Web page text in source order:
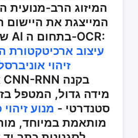
המיזוג הרב-מנועית
המייצגת את היישום
של טכנולוגיית AI בתחום ה-OCR:
עיצוב ארכיטקטורת
זיהוי
מידה גדול, המטפל
סטנדרטי - מנוע